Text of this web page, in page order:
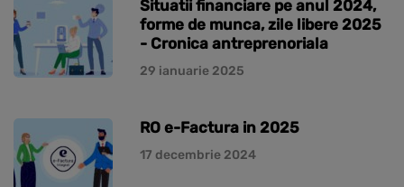
Situatii financiare pe anul 2024,
forme de munca, zile libere 2025
- Cronica antreprenoriala
29 ianuarie 2025
RO e-Factura in 2025
17 decembrie 2024